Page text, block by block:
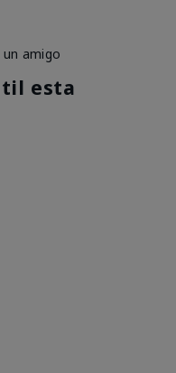
amigo
esta